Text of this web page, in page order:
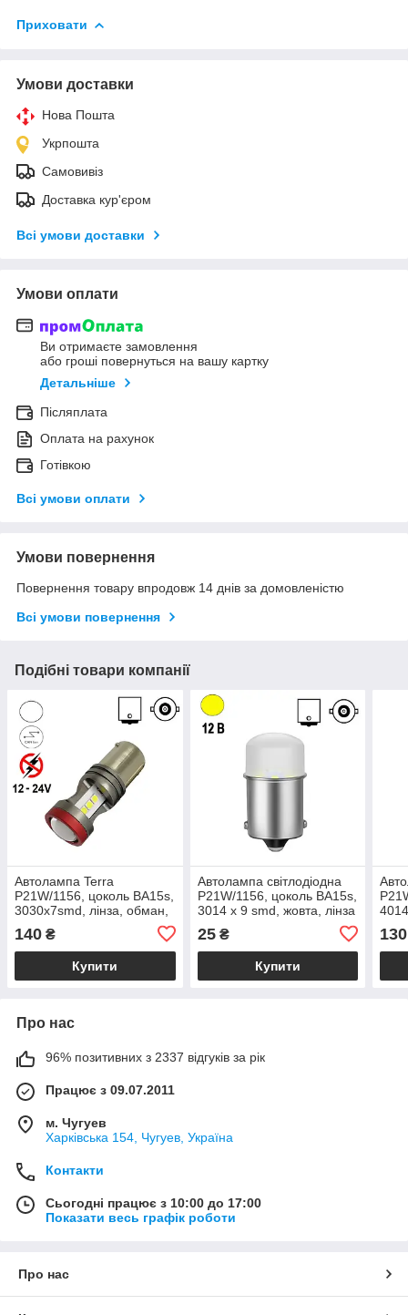
Приховати
Умови доставки
Нова Пошта
Укрпошта
Самовивіз
Доставка кур'єром
Всі умови доставки
Умови оплати
Ви отримаєте замовлення
або гроші повернуться на вашу картку
Детальніше
Післяплата
Оплата на рахунок
Готівкою
Всі умови оплати
Умови повернення
Повернення товару впродовж 14 днів за домовленістю
Всі умови повернення
Подібні товари компанії
Автолампа Terra
P21W/1156, цоколь BA15s,
3030x7smd, лінза, обман,
захист, білий, 10 Вт, 12-24
V
140 ₴
Купити
Автолампа світлодіодна
P21W/1156, цоколь BA15s,
3014 х 9 smd, жовта, лінза
25₴
Купити
130
Про нас
96% позитивних з 2337 відгуків за рік
Працює з 09.07.2011
м. Чугуев
Харківська 154, Чугуев, Україна
Контакти
Сьогодні працює з 10:00 до 17:00
Показати весь графік роботи
Про нас